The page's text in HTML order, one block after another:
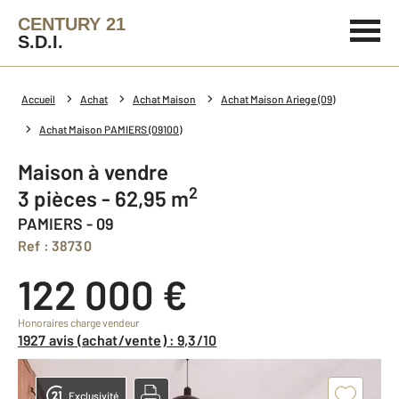
CENTURY 21
S.D.I.
Accueil Achat Achat Maison Achat Maison Ariege (09)
Achat Maison PAMIERS (09100)
Maison à vendre
3 pièces - 62,95 m2
PAMIERS - 09
Ref : 38730
122 000 €
Honoraires charge vendeur
1927 avis (achat/vente) : 9,3/10
Exclusivité